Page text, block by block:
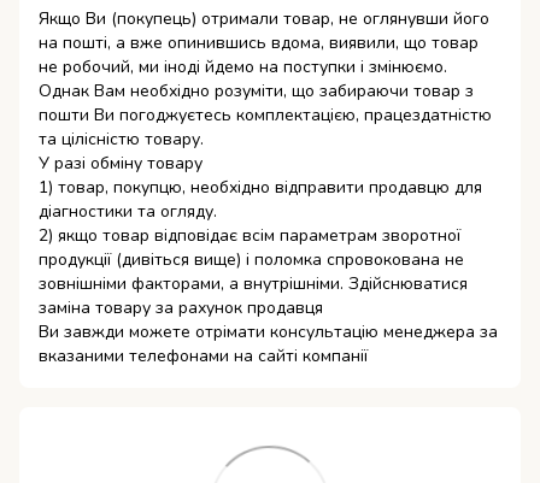
Якщо Ви (покупець) отримали товар, не оглянувши його
на пошті, а вже опинившись вдома, виявили, що товар
не робочий, ми іноді йдемо на поступки і змінюємо.
Однак Вам необхідно розуміти, що забираючи товар з
пошти Ви погоджуєтесь комплектацією, працездатністю
та цілісністю товару.
У разі обміну товару
1) товар, покупцю, необхідно відправити продавцю для
діагностики та огляду.
2) якщо товар відповідає всім параметрам зворотної
продукції (дивіться вище) і поломка спровокована не
зовнішніми факторами, а внутрішніми. Здійснюватися
заміна товару за рахунок продавця
Ви завжди можете отрімати консультацію менеджера за
вказаними телефонами на сайті компанії